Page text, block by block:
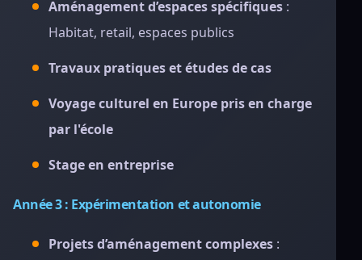
Aménagement d’espaces spécifiques :
Habitat, retail, espaces publics
Travaux pratiques et études de cas
Voyage culturel en Europe pris en charge
par l'école
Stage en entreprise
Année 3 : Expérimentation et autonomie
Projets d’aménagement complexes :